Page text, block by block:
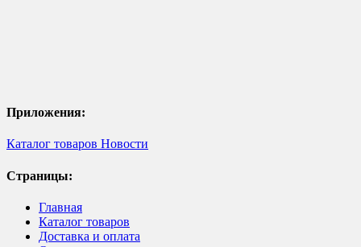
Приложения:
Каталог товаров Новости
Страницы:
Главная
Каталог товаров
Доставка и оплата